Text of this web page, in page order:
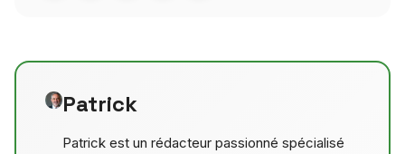
Patrick
Patrick est un rédacteur passionné spécialisé